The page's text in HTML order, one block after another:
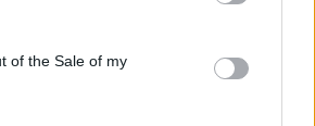
to Google and its third-party tags to
specified purposes in below Google
of the Sale of my
Bene